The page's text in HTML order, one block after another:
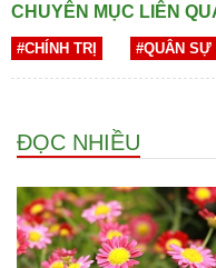
CHUYÊN MỤC LIÊN
#CHÍNH TRỊ #QUÂN SỰ
ĐỌC NHIỀU